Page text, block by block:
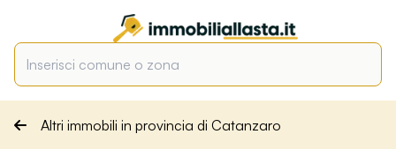
Altri immobili in provincia di Catanzaro